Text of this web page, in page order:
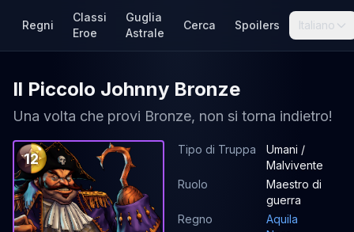
Regni
Classi
Eroe
Guglia
Astrale
Cerca Spoilers Italiano
Il Piccolo Johnny Bronze
Una volta che provi Bronze, non si torna indietro!
12
Tipo di Truppa
Umani /
Malvivente
Ruolo
Maestro di
guerra
Regno
Aquila